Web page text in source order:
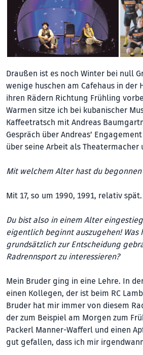
Draußen ist es noch Winter bei null
wenige huschen am Cafehaus in der
ihren Rädern Richtung Frühling
Warmen sitze ich bei kubanischer
Kaffeetratsch mit Andreas
Gespräch über Andreas’
über seine Arbeit als Theatermacher
Mit welchem Alter hast du begonnen
Mit 17, so um 1990, 1991, relativ spät.
Du bist also in einem Alter
eigentlich beginnt auszugehen! Was
grundsätzlich zur Entscheidung
Radrennsport zu interessieren?
Mein Bruder ging in eine Lehre. In
einen Kollegen, der ist beim RC
Bruder hat mir immer von diesem
der zum Beispiel am Morgen zum
Packerl Manner-Wafferl und einen
gut gefallen, dass ich mir